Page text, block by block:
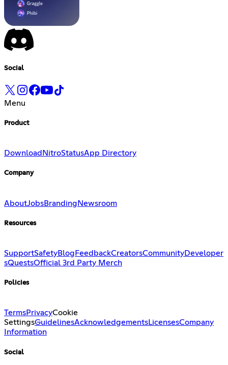
Social
Menu
Product
Download NitroStatusApp Directory
Company
AboutJobsBranding Newsroom
Resources
SupportSafetyBlog FeedbackCreatorsCommunityDeveloper
sQuestsOfficial 3rd Party Merch
Policies
TermsPrivacyCookie
SettingsGuidelinesAcknowledgementsLicensesCompany
Information
Social